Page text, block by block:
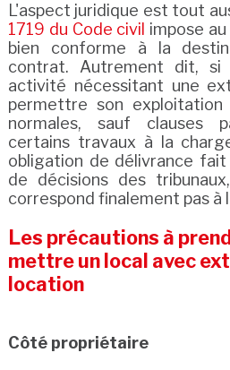
L'aspect juridique est tout
1719 du Code civil impose
bien conforme à la
contrat. Autrement dit, si
activité nécessitant une
permettre son
normales, sauf clauses
certains travaux à la
obligation de délivrance
de décisions des
correspond finalement pas à
Les précautions à
mettre un local avec
location
Côté propriétaire